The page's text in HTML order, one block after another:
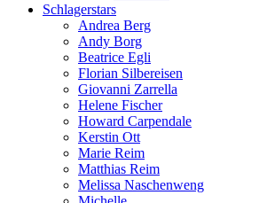
Schlagerstars
Andrea Berg
Andy Borg
Beatrice Egli
Florian Silbereisen
Giovanni Zarrella
Helene Fischer
Howard Carpendale
Kerstin Ott
Marie Reim
Matthias Reim
Melissa Naschenweng